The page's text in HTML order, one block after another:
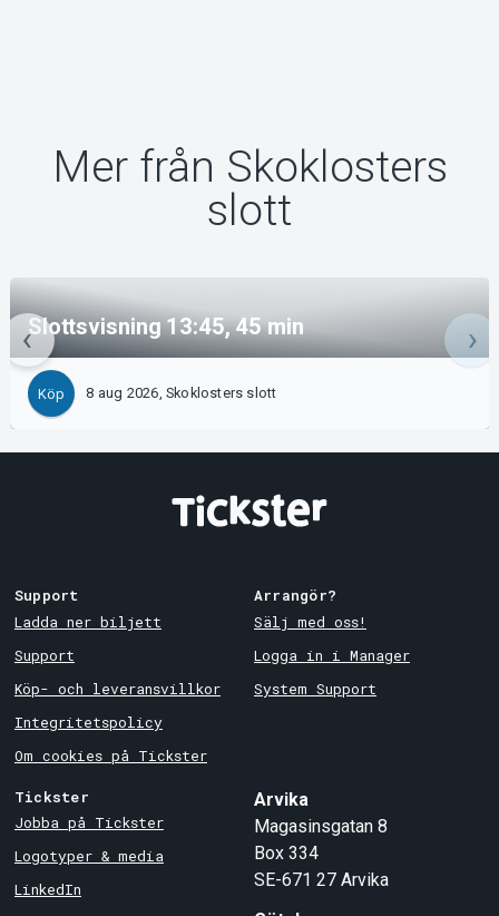
Mer från Skoklosters
slott
Slottsvisning 13:45, 45 min
Köp 8 aug 2026, Skoklosters slott
Support
Ladda ner biljett
Support
Köp- och leveransvillkor
Integritetspolicy
Om cookies på Tickster
Arrangör?
Sälj med oss!
Logga in i Manager
System Support
Tickster
Jobba på Tickster
Logotyper & media
LinkedIn
Arvika
Magasinsgatan 8
Box 334
SE-671 27 Arvika